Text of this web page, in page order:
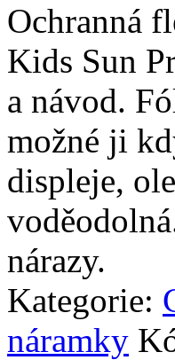
Ochranná
Kids Sun
a návod.
možné ji
displeje,
nárazy.
Kategorie:
náramky